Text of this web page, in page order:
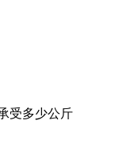
受多少公斤